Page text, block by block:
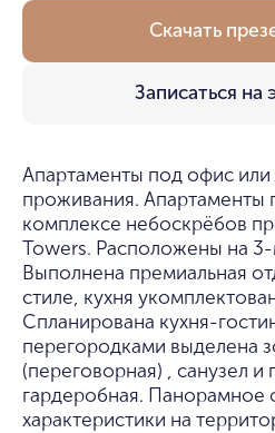
Записаться на
Скачать
Апартаменты под офис или для личного
проживания. Апартаменты
комплексе небоскрёбов
Towers. Расположены на
Выполнена премиальная
стиле, кухня
Спланирована кухня-
перегородками выделена
(переговорная) , санузел и
гардеробная. Панорамное
характеристики на